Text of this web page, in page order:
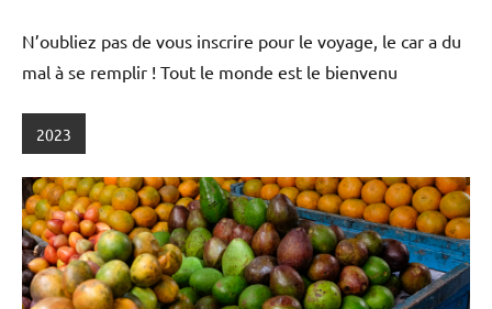
N’oubliez pas de vous inscrire pour le voyage, le car a du
mal à se remplir ! Tout le monde est le bienvenu
2023